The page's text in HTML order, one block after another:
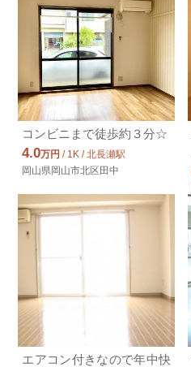
コンビニまで徒歩約３分☆
4.0万円 / 1K / 北長瀬駅
岡山県岡山市北区田中
エアコン付きなので年中快